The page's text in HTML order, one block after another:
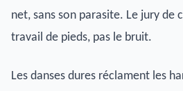
net, sans son parasite. Le jury de
travail de pieds, pas le bruit.
Les danses dures réclament les